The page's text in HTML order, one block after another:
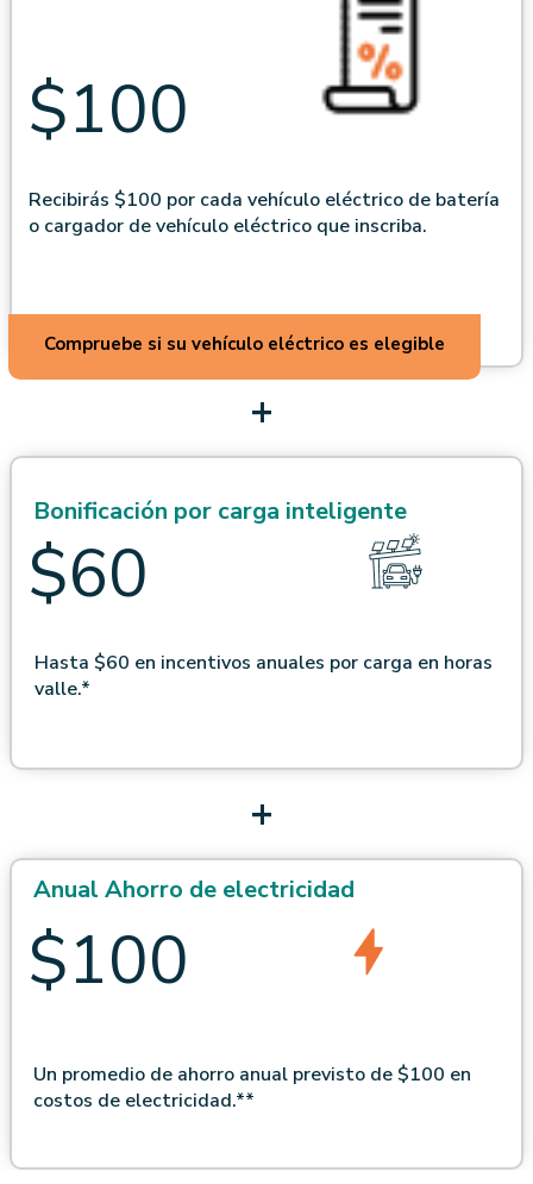
$100
Recibirás $100 por cada vehículo eléctrico de batería
o cargador de vehículo eléctrico que inscriba.
Compruebe si su vehículo eléctrico es elegible
+
Bonificación por carga inteligente
$60
Hasta $60 en incentivos anuales por carga en horas
valle.*
+
Anual Ahorro de electricidad
$100
Un promedio de ahorro anual previsto de $100 en
costos de electricidad.**